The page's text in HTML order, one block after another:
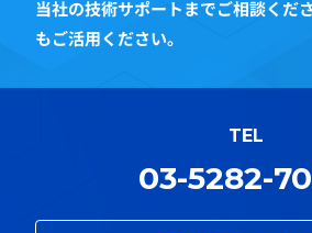
当社の技術サポートまでご相談くだ
もご活用ください。
TEL
03-5282-